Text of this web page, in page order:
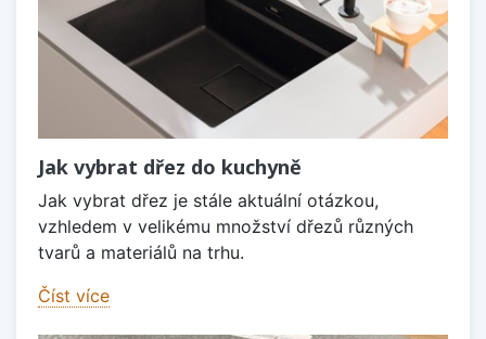
Jak vybrat dřez do kuchyně
Jak vybrat dřez je stále aktuální otázkou,
vzhledem v velikému množství dřezů různých
tvarů a materiálů na trhu.
Číst více